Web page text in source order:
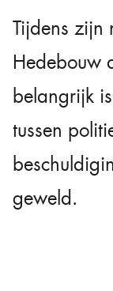
Tijdens zijn
Hedebouw
belangrijk
tussen
geweld.